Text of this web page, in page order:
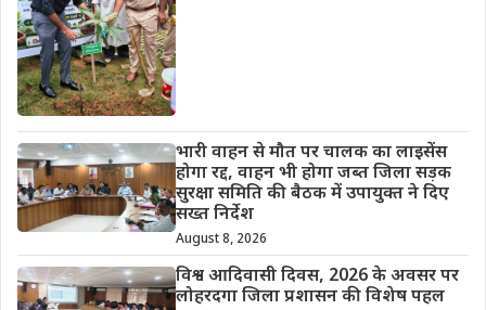
भारी वाहन से मौत पर चालक का लाइसेंस
होगा रद्द, वाहन भी होगा जब्त जिला सड़क
सुरक्षा समिति की बैठक में उपायुक्त ने दिए
सख्त निर्देश
August 8, 2026
विश्व आदिवासी दिवस, 2026 के अवसर पर
लोहरदगा जिला प्रशासन की विशेष पहल